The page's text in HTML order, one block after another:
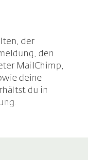
der
den
MailChimp,
deine
du in
.